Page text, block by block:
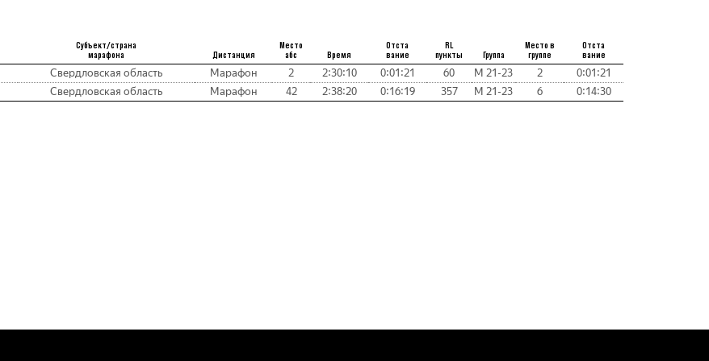
Субъект/страна
марафона
Дистанция
Место
абс
Время
Отста
вание
RL
пункты
Группа
Место в
группе
Отста
вание
Свердловская область Марафон 2 2:30:10 0:01:21 60 М 21-23 2
0:01:21
Свердловская область Марафон 42 2:38:20 0:16:19 357 М 21-23 6 0:14:30